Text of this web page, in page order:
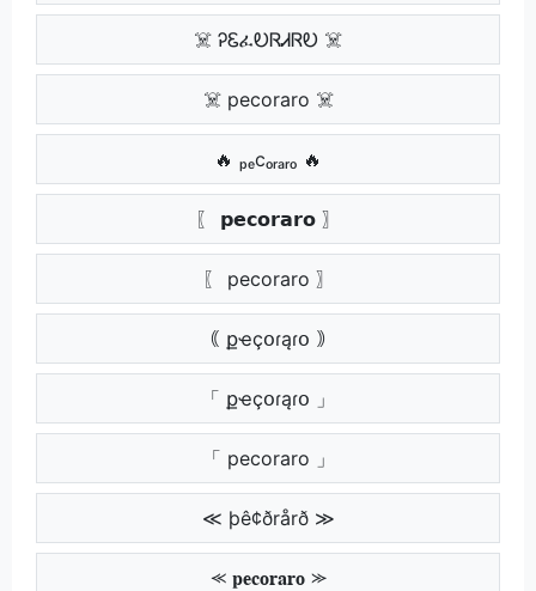
☠️ ᎮᏋፈᎧᏒᏗᏒᎧ ☠️
☠️ pecoraro ☠️
🔥 ₚₑcₒᵣₐᵣₒ 🔥
〖 𝗽𝗲𝗰𝗼𝗿𝗮𝗿𝗼 〗
〖 pecoraro 〗
｟ քҽçօɾąɾօ ｠
「 քҽçօɾąɾօ 」
「 pecoraro 」
≪ þê¢ðrårð ≫
⪻ 𝐩𝐞𝐜𝐨𝐫𝐚𝐫𝐨 ⪼